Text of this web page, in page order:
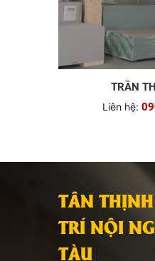
TRẦN
Liên hệ:
TÂN
TRÍ NỘI
TÀU